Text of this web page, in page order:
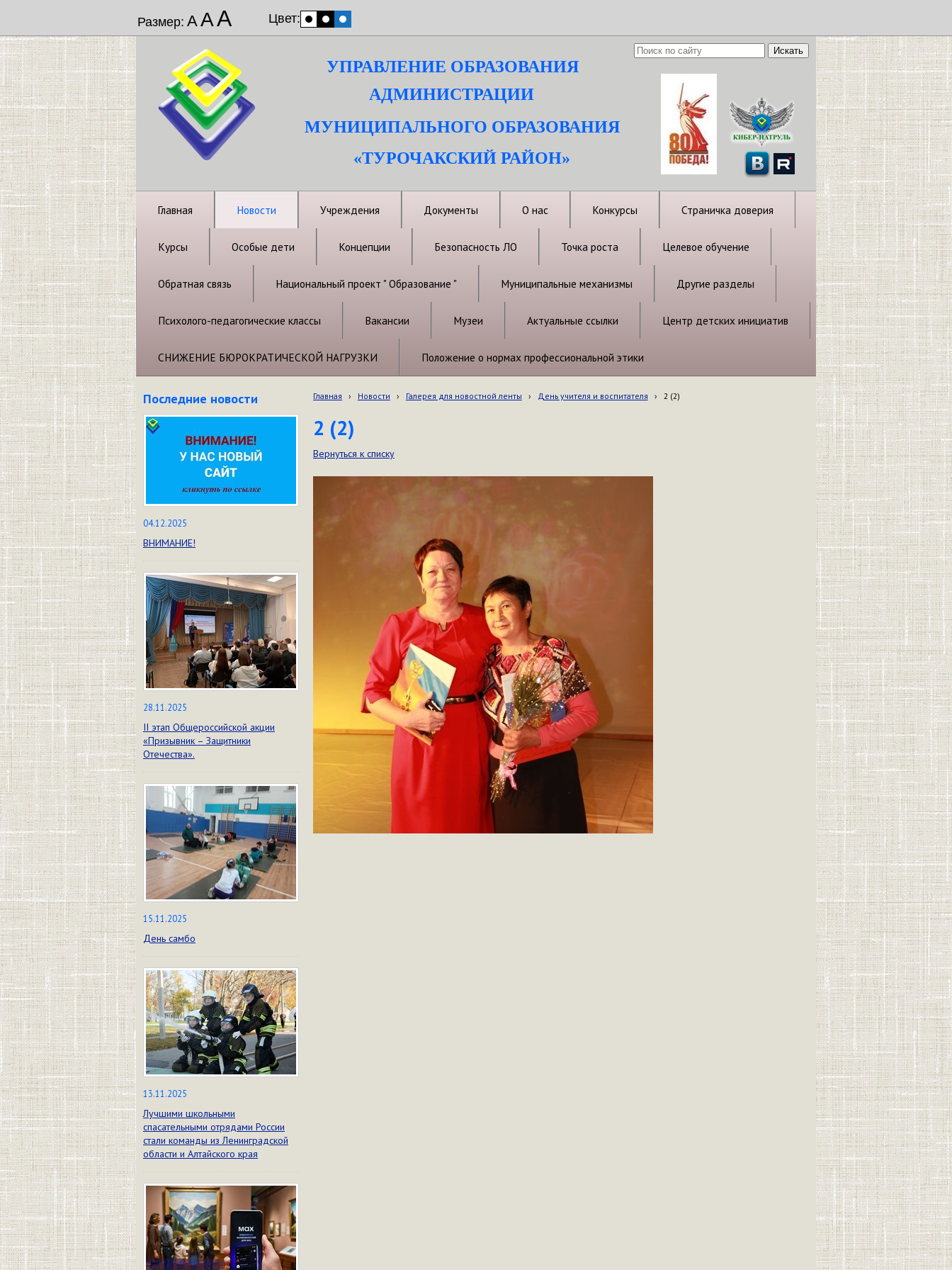
Размер: ААА Цвет:
УПРАВЛЕНИЕ ОБРАЗОВАНИЯ
АДМИНИСТРАЦИИ
МУНИЦИПАЛЬНОГО ОБРАЗОВАНИЯ
«ТУРОЧАКСКИЙ РАЙОН»
Главная Новости Учреждения Документы О нас Конкурсы Страничка доверия
Курсы Особые дети Концепции Безопасность ЛО Точка роста Целевое обучение
Обратная связь Национальный проект " Образование " Муниципальные механизмы Другие разделы
Психолого-педагогические классы Вакансии Музеи Актуальные ссылки Центр детских инициатив
СНИЖЕНИЕ БЮРОКРАТИЧЕСКОЙ НАГРУЗКИ Положение о нормах профессиональной этики
Последние новости
04.12.2025
ВНИМАНИЕ!
28.11.2025
II этап Общероссийской акции
«Призывник – Защитники
Отечества».
15.11.2025
День самбо
13.11.2025
Лучшими школьными
спасательными отрядами России
стали команды из Ленинградской
области и Алтайского края
Главная › Новости › Галерея для новостной ленты › День учителя и воспитателя › 2 (2)
2 (2)
Вернуться к списку